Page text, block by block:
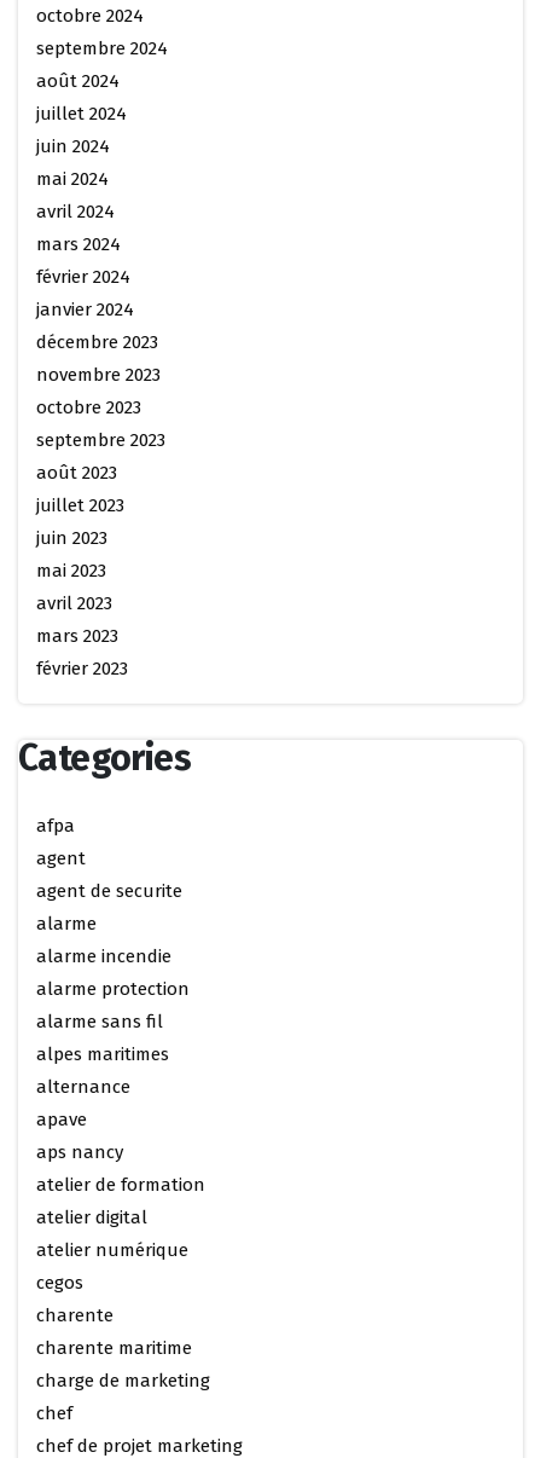
octobre 2024
septembre 2024
août 2024
juillet 2024
juin 2024
mai 2024
avril 2024
mars 2024
février 2024
janvier 2024
décembre 2023
novembre 2023
octobre 2023
septembre 2023
août 2023
juillet 2023
juin 2023
mai 2023
avril 2023
mars 2023
février 2023
Categories
afpa
agent
agent de securite
alarme
alarme incendie
alarme protection
alarme sans fil
alpes maritimes
alternance
apave
aps nancy
atelier de formation
atelier digital
atelier numérique
cegos
charente
charente maritime
charge de marketing
chef
chef de projet marketing